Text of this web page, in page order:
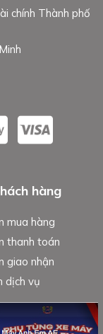
chính Thành phố
hàng
mua hàng
thanh toán
giao nhận
dịch vụ